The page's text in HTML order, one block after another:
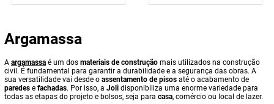
Argamassa
A argamassa é um dos materiais de construção mais utilizados na construção
civil. É fundamental para garantir a durabilidade e a segurança das obras. A
sua versatilidade vai desde o assentamento de pisos até o acabamento de
paredes e fachadas. Por isso, a Joli disponibiliza uma enorme variedade para
todas as etapas do projeto e bolsos, seja para casa, comércio ou local de lazer.